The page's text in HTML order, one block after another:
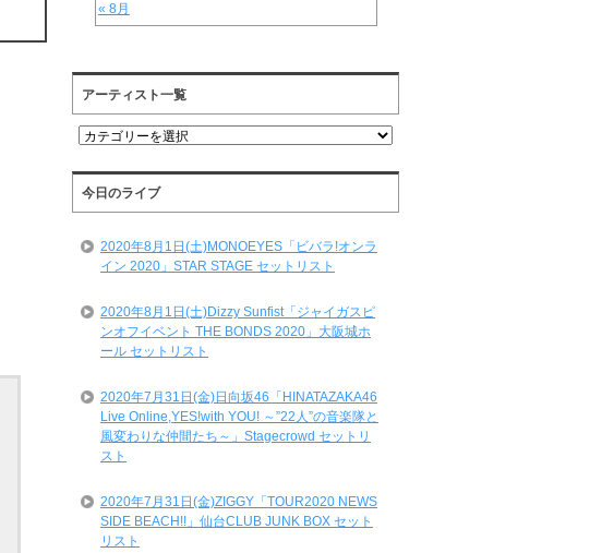
« 8月
アーティスト一覧
ア
テ
ィ
ス
一
今日のライブ
2020年8月1日(土)MONOEYES「ビバラ!オンラ
イン 2020」STAR STAGE セットリスト
2020年8月1日(土)Dizzy Sunfist「ジャイガスピ
ンオフイベント THE BONDS 2020」大阪城ホ
ール セットリスト
2020年7月31日(金)日向坂46「HINATAZAKA46
Live Online,YES!with YOU! ～”22人”の音楽隊と
風変わりな仲間たち～」Stagecrowd セットリ
スト
2020年7月31日(金)ZIGGY「TOUR2020 NEWS
SIDE BEACH!!」仙台CLUB JUNK BOX セット
リスト